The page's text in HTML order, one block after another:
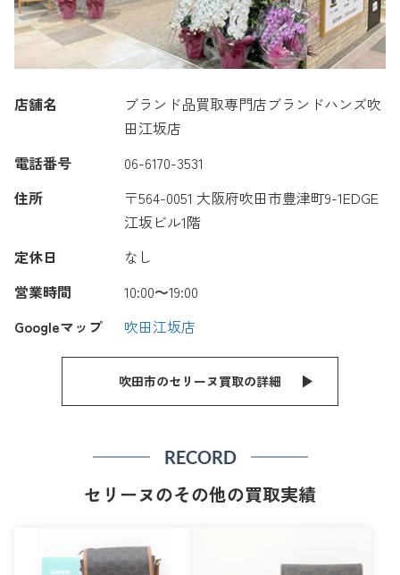
店舗名
ブランド品買取専門店ブランドハンズ吹
田江坂店
電話番号
06-6170-3531
住所
〒564-0051 大阪府吹田市豊津町9-1EDGE
江坂ビル1階
定休日
なし
営業時間
10:00〜19:00
Googleマップ
吹田江坂店
吹田市のセリーヌ買取の詳細
RECORD
セリーヌのその他の買取実績